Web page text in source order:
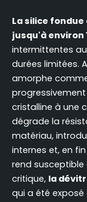
La silice
jusqu'à environ
intermittentes
durées limitées.
amorphe
cristalline à une
dégrade la
matériau,
internes et, en
rend susceptible
critique, la
qui a été